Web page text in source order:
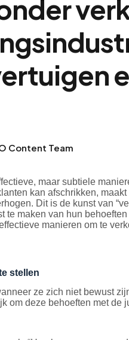
Content Team
maar subtiele
kan afschrikken,
Dit is de kunst van
te maken van hun
manieren om te
stellen
ze zich niet bewust
om deze behoeften met de